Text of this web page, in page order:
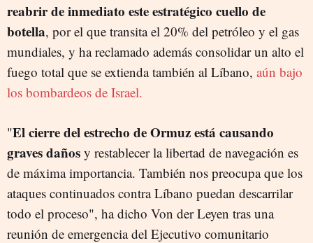
reabrir de inmediato este estratégico cuello de
botella, por el que transita el 20% del petróleo y el gas
mundiales, y ha reclamado además consolidar un alto el
fuego total que se extienda también al Líbano, aún bajo
los bombardeos de Israel.
"El cierre del estrecho de Ormuz está causando
graves daños y restablecer la libertad de navegación es
de máxima importancia. También nos preocupa que los
ataques continuados contra Líbano puedan descarrilar
todo el proceso", ha dicho Von der Leyen tras una
reunión de emergencia del Ejecutivo comunitario